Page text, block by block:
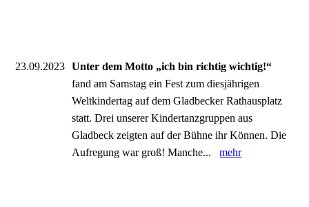
23.09.2023
Unter dem Motto „ich bin richtig wichtig!“
fand am Samstag ein Fest zum diesjährigen
Weltkindertag auf dem Gladbecker Rathausplatz
statt. Drei unserer Kindertanzgruppen aus
Gladbeck zeigten auf der Bühne ihr Können. Die
Aufregung war groß! Manche...mehr